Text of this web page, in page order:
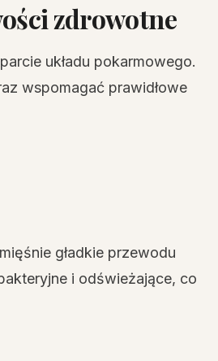
zdrowotne
układu pokarmowego.
wspomagać prawidłowe
gładkie przewodu
i odświeżające, co